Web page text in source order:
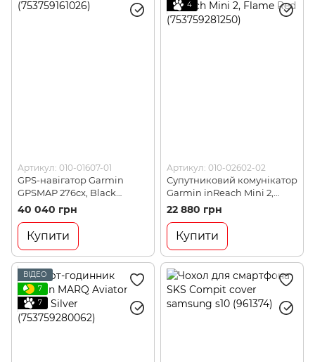
Артикул: 010-01607-01
GPS-навігатор Garmin
GPSMAP 276cx, Black
(753759161026)
40 040 грн
Купити
4
Артикул: 010-02602-02
Супутниковий комунікатор
Garmin inReach Mini 2,
Flame Red (753759281250)
22 880 грн
Купити
ВІДЕО
7
7